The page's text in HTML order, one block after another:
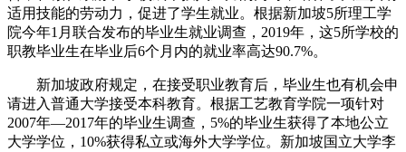
适用技能的劳动力，促进了学生就业。根据新加坡5所理工学
院今年1月联合发布的毕业生就业调查，2019年，这5所学校的
职教毕业生在毕业后6个月内的就业率高达90.7%。
新加坡政府规定，在接受职业教育后，毕业生也有机会申
请进入普通大学接受本科教育。根据工艺教育学院一项针对
2007年—2017年的毕业生调查，5%的毕业生获得了本地公立
大学学位，10%获得私立或海外大学学位。新加坡国立大学李